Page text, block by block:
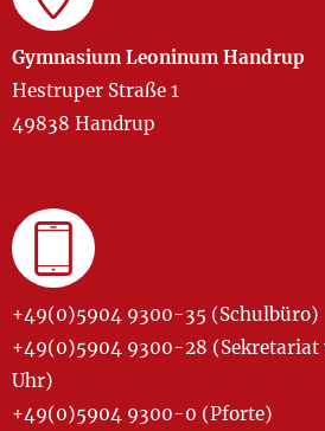
Gymnasium Leoninum Handrup
Hestruper Straße 1
49838 Handrup
+49(0)5904 9300-35 (Schulbüro)
+49(0)5904 9300-28 (Sekretariat
Uhr)
+49(0)5904 9300-0 (Pforte)